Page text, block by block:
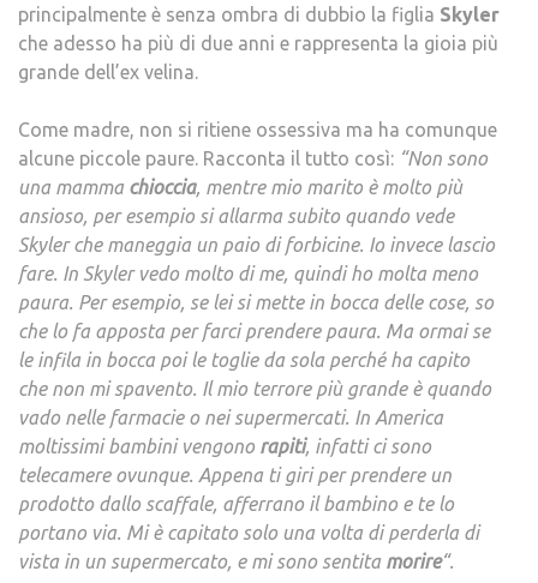
principalmente è senza ombra di dubbio la figlia Skyler
che adesso ha più di due anni e rappresenta la gioia più
grande dell’ex velina.
Come madre, non si ritiene ossessiva ma ha comunque
alcune piccole paure. Racconta il tutto così: “Non sono
una mamma chioccia, mentre mio marito è molto più
ansioso, per esempio si allarma subito quando vede
Skyler che maneggia un paio di forbicine. Io invece lascio
fare. In Skyler vedo molto di me, quindi ho molta meno
paura. Per esempio, se lei si mette in bocca delle cose, so
che lo fa apposta per farci prendere paura. Ma ormai se
le infila in bocca poi le toglie da sola perché ha capito
che non mi spavento. Il mio terrore più grande è quando
vado nelle farmacie o nei supermercati. In America
moltissimi bambini vengono rapiti, infatti ci sono
telecamere ovunque. Appena ti giri per prendere un
prodotto dallo scaffale, afferrano il bambino e te lo
portano via. Mi è capitato solo una volta di perderla di
vista in un supermercato, e mi sono sentita morire“.